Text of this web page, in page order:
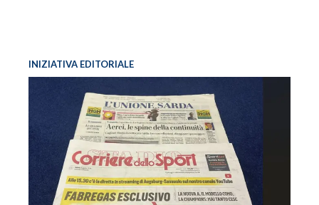
INIZIATIVA EDITORIALE